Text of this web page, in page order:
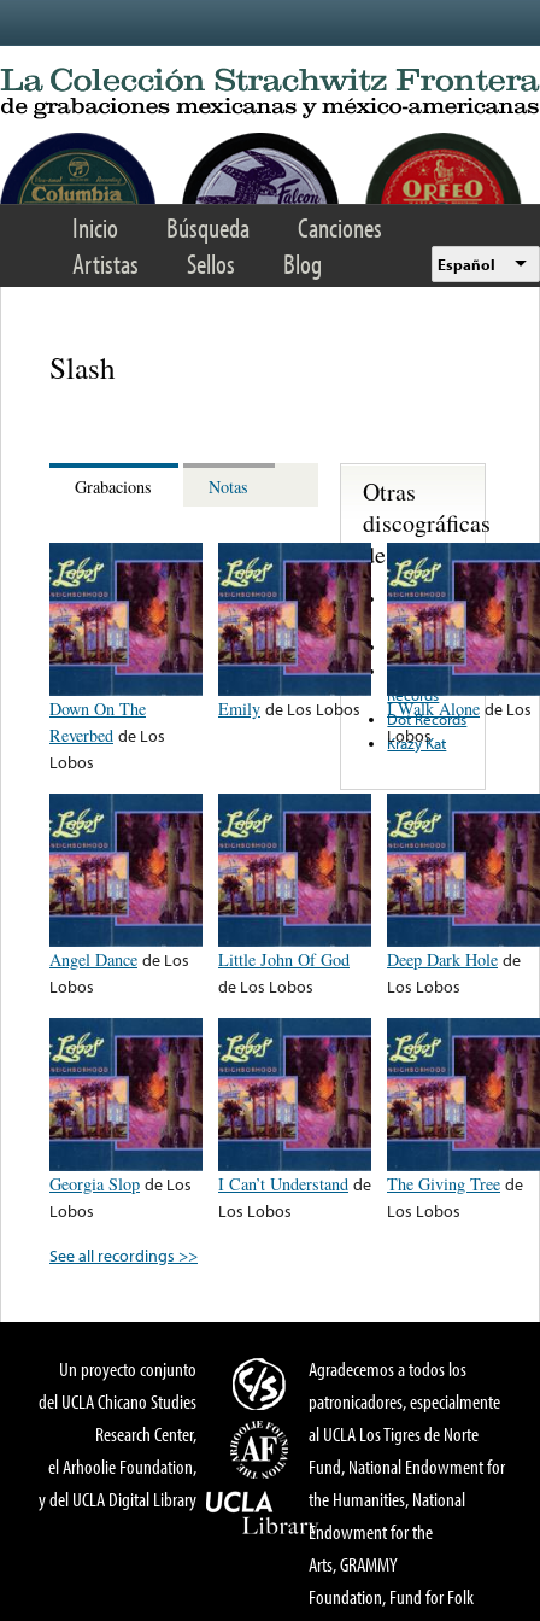
Inicio Búsqueda
Canciones
Artistas
Sellos Blog Español
Slash
Grabacions Notas
Down On The
Reverbed de Los
Lobos
Emily de Los Lobos I Walk Alone de Los
Lobos
Angel Dance de Los
Lobos
Little John Of God
de Los Lobos
Deep Dark Hole de
Los Lobos
Georgia Slop de Los
Lobos
I Can’t Understand de
Los Lobos
The Giving Tree de
Los Lobos
See all recordings >>
Otras
discográficas
de nota ...
Punch
Records
Impala
Super Beet
Records
Dot Records
Krazy Kat
Un proyecto conjunto
del UCLA Chicano Studies
Research Center,
el Arhoolie Foundation,
y del UCLA Digital Library
Agradecemos a todos los
patronicadores, especialmente
al UCLA Los Tigres de Norte
Fund, National Endowment for
the Humanities, National
Endowment for the
Arts, GRAMMY
Foundation, Fund for Folk